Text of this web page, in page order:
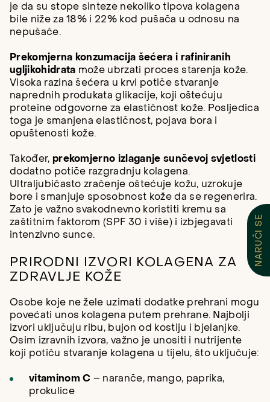
je da su stope sinteze nekoliko tipova kolagena
bile niže za 18% i 22% kod pušača u odnosu na
nepušače.
Prekomjerna konzumacija šećera i rafiniranih
ugljikohidrata može ubrzati proces starenja kože.
Visoka razina šećera u krvi potiče stvaranje
naprednih produkata glikacije, koji oštećuju
proteine odgovorne za elastičnost kože. Posljedica
toga je smanjena elastičnost, pojava bora i
opuštenosti kože.
Također, prekomjerno izlaganje sunčevoj svjetlosti
dodatno potiče razgradnju kolagena.
Ultraljubičasto zračenje oštećuje kožu, uzrokuje
bore i smanjuje sposobnost kože da se regenerira.
Zato je važno svakodnevno koristiti kremu sa
zaštitnim faktorom (SPF 30 i više) i izbjegavati
intenzivno sunce.
PRIRODNI IZVORI KOLAGENA ZA
ZDRAVLJE KOŽE
Osobe koje ne žele uzimati dodatke prehrani mogu
povećati unos kolagena putem prehrane. Najbolji
izvori uključuju ribu, bujon od kostiju i bjelanjke.
Osim izravnih izvora, važno je unositi i nutrijente
koji potiču stvaranje kolagena u tijelu, što uključuje:
vitaminom C – naranče, mango, paprika,
prokulice
NARUČI SE